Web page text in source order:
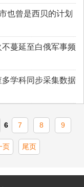
也曾是西贝的计划
蔓延至白俄军事频
学科同步采集数据
6 7 8 9
页 尾页